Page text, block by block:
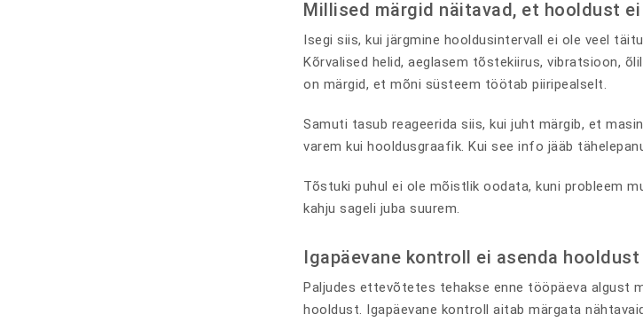
Millised märgid näitavad, et hooldust
Isegi siis, kui järgmine hooldusintervall ei ole veel
Kõrvalised helid, aeglasem tõstekiirus, vibratsioon,
on märgid, et mõni süsteem töötab piiripealselt.
Samuti tasub reageerida siis, kui juht märgib, et
varem kui hooldusgraafik. Kui see info jääb
Tõstuki puhul ei ole mõistlik oodata, kuni probleem
kahju sageli juba suurem.
Igapäevane kontroll ei asenda hooldust
Paljudes ettevõtetes tehakse enne tööpäeva algust
hooldust. Igapäevane kontroll aitab märgata